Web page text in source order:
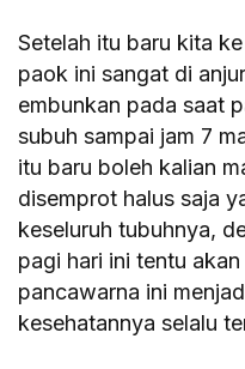
Setelah itu baru kita
paok ini sangat di
embunkan pada saat
subuh sampai jam 7
itu baru boleh kalian
disemprot halus saja
keseluruh tubuhnya,
pagi hari ini tentu
pancawarna ini
kesehatannya selalu